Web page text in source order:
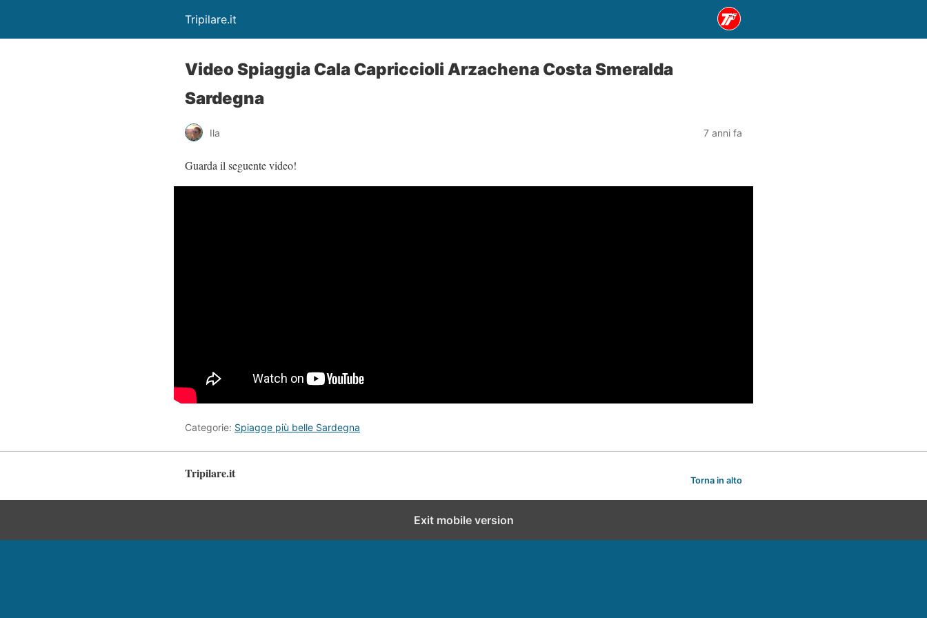
Tripilare.it
Video Spiaggia Cala Capriccioli Arzachena Costa Smeralda
Sardegna
Ila 7 anni fa
Guarda il seguente video!
Categorie: Spiagge più belle Sardegna
Tripilare.it Torna in alto
Exit mobile version